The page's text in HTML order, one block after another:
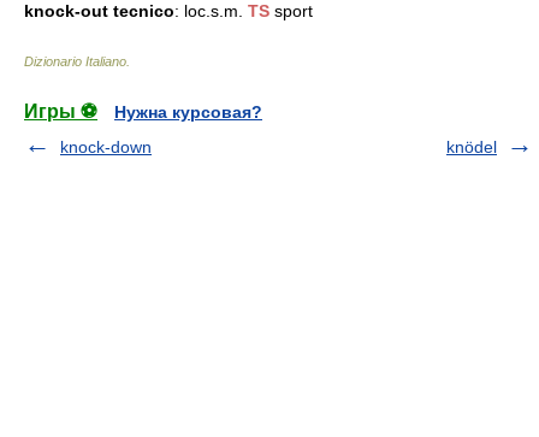
knock-out tecnico: loc.s.m. TS sport
Dizionario Italiano
Игры ⚽
Нужна курсовая?
knock-down
knödel